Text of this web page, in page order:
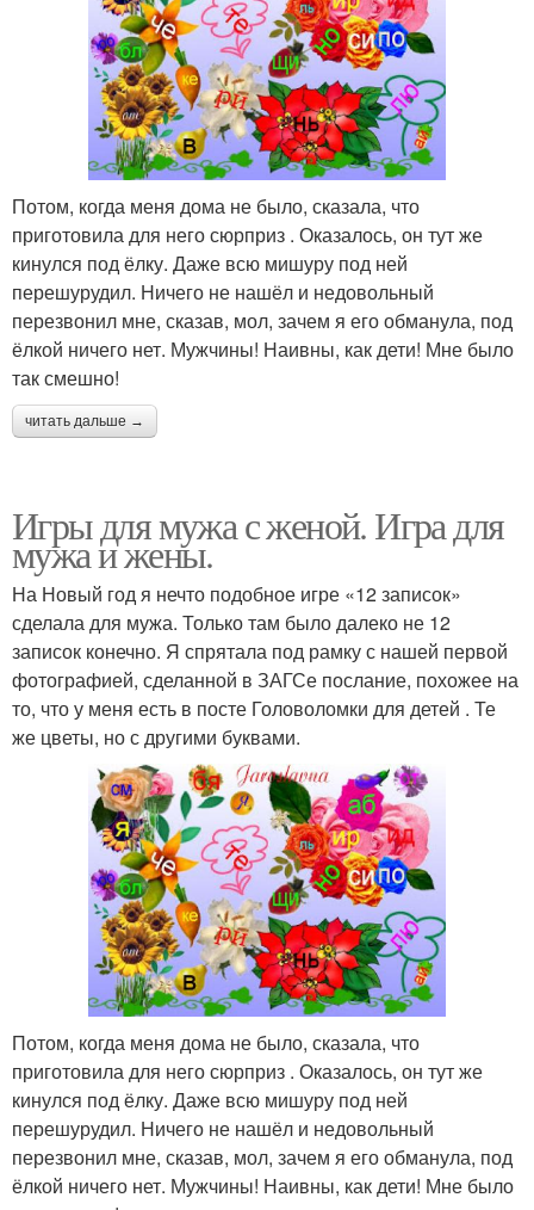
Потом, когда меня дома не было, сказала, что
приготовила для него сюрприз . Оказалось, он тут же
кинулся под ёлку. Даже всю мишуру под ней
перешурудил. Ничего не нашёл и недовольный
перезвонил мне, сказав, мол, зачем я его обманула, под
ёлкой ничего нет. Мужчины! Наивны, как дети! Мне было
так смешно!
читать дальше →
Игры для мужа с женой. Игра для
мужа и жены.
На Новый год я нечто подобное игре «12 записок»
сделала для мужа. Только там было далеко не 12
записок конечно. Я спрятала под рамку с нашей первой
фотографией, сделанной в ЗАГСе послание, похожее на
то, что у меня есть в посте Головоломки для детей . Те
же цветы, но с другими буквами.
Потом, когда меня дома не было, сказала, что
приготовила для него сюрприз . Оказалось, он тут же
кинулся под ёлку. Даже всю мишуру под ней
перешурудил. Ничего не нашёл и недовольный
перезвонил мне, сказав, мол, зачем я его обманула, под
ёлкой ничего нет. Мужчины! Наивны, как дети! Мне было